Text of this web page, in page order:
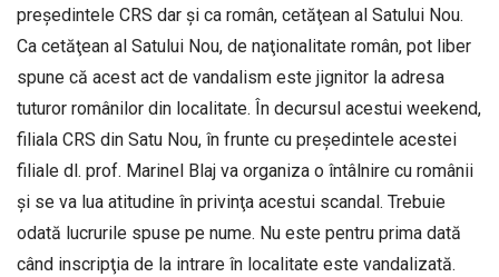
preşedintele CRS dar şi ca român, cetăţean al Satului Nou.
Ca cetăţean al Satului Nou, de naţionalitate român, pot liber
spune că acest act de vandalism este jignitor la adresa
tuturor românilor din localitate. În decursul acestui weekend,
filiala CRS din Satu Nou, în frunte cu preşedintele acestei
filiale dl. prof. Marinel Blaj va organiza o întâlnire cu românii
şi se va lua atitudine în privinţa acestui scandal. Trebuie
odată lucrurile spuse pe nume. Nu este pentru prima dată
când inscripţia de la intrare în localitate este vandalizată.